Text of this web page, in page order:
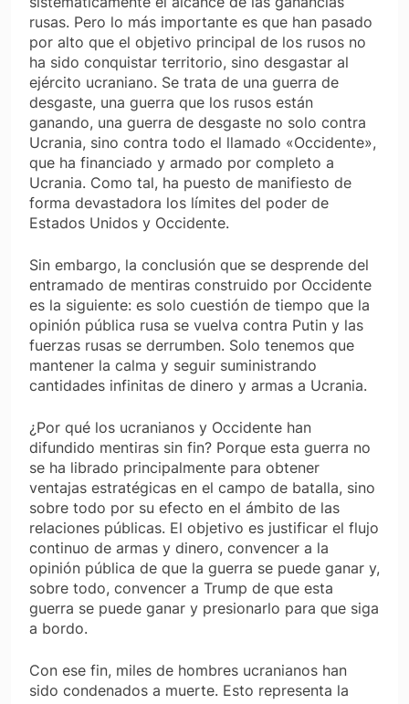
rusas. Pero lo más importante es que han pasado
por alto que el objetivo principal de los rusos no
ha sido conquistar territorio, sino desgastar al
ejército ucraniano. Se trata de una guerra de
desgaste, una guerra que los rusos están
ganando, una guerra de desgaste no solo contra
Ucrania, sino contra todo el llamado «Occidente»,
que ha financiado y armado por completo a
Ucrania. Como tal, ha puesto de manifiesto de
forma devastadora los límites del poder de
Estados Unidos y Occidente.
Sin embargo, la conclusión que se desprende del
entramado de mentiras construido por Occidente
es la siguiente: es solo cuestión de tiempo que la
opinión pública rusa se vuelva contra Putin y las
fuerzas rusas se derrumben. Solo tenemos que
mantener la calma y seguir suministrando
cantidades infinitas de dinero y armas a Ucrania.
¿Por qué los ucranianos y Occidente han
difundido mentiras sin fin? Porque esta guerra no
se ha librado principalmente para obtener
ventajas estratégicas en el campo de batalla, sino
sobre todo por su efecto en el ámbito de las
relaciones públicas. El objetivo es justificar el flujo
continuo de armas y dinero, convencer a la
opinión pública de que la guerra se puede ganar y,
sobre todo, convencer a Trump de que esta
guerra se puede ganar y presionarlo para que siga
a bordo.
Con ese fin, miles de hombres ucranianos han
sido condenados a muerte. Esto representa la